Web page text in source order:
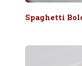
Spaghetti